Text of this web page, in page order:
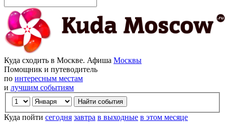
Куда сходить в Москве. Афиша Москвы
Помощник и путеводитель
по интересным местам
и лучшим событиям
Куда пойти сегодня завтра в выходные в этом месяце